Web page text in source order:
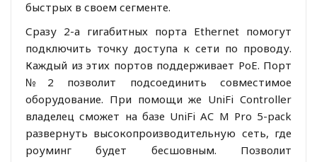
быстрых в своем сегменте.
Сразу 2-а гигабитных порта Ethernet помогут
подключить точку доступа к сети по проводу.
Каждый из этих портов поддерживает PoE. Порт
№2 позволит подсоединить совместимое
оборудование. При помощи же UniFi Controller
владелец сможет на базе UniFi AC M Pro 5-pack
развернуть высокопроизводительную сеть, где
роуминг будет бесшовным. Позволит